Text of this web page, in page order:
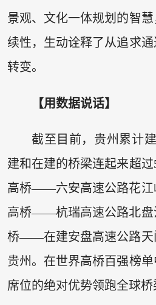
景观、文化一体规划的智
续性，生动诠释了从追求
转变。
【用数据说话】
截至目前，贵州累计
建和在建的桥梁连起来超
高桥——六安高速公路花江
高桥——杭瑞高速公路北盘
桥——在建安盘高速公路天
贵州。在世界高桥百强榜
席位的绝对优势领跑全球桥